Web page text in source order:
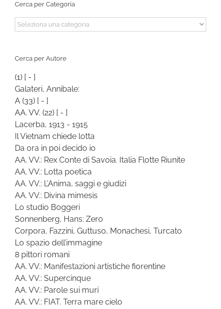
Cerca per Categoria
Cerca
per
Cerca per Autore
(1) [ - ]
Galateri, Annibale:
A (33) [ - ]
AA. VV. (22) [ - ]
Lacerba, 1913 - 1915
Il Vietnam chiede lotta
Da ora in poi decido io
AA. VV.: Rex Conte di Savoia. Italia Flotte Riunite
AA. VV.: Lotta poetica
AA. VV.: L’Anima, saggi e giudizi
AA. VV.: Divina mimesis
Lo studio Boggeri
Sonnenberg, Hans: Zero
Corpora, Fazzini, Guttuso, Monachesi, Turcato
Lo spazio dell’immagine
8 pittori romani
AA. VV.: Manifestazioni artistiche fiorentine
AA. VV.: Supercinque
AA. VV.: Parole sui muri
AA. VV.: FIAT. Terra mare cielo